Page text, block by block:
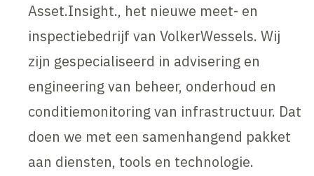
Asset.Insight., het nieuwe meet- en
inspectiebedrijf van VolkerWessels. Wij
zijn gespecialiseerd in advisering en
engineering van beheer, onderhoud en
conditiemonitoring van infrastructuur. Dat
doen we met een samenhangend pakket
aan diensten, tools en technologie.